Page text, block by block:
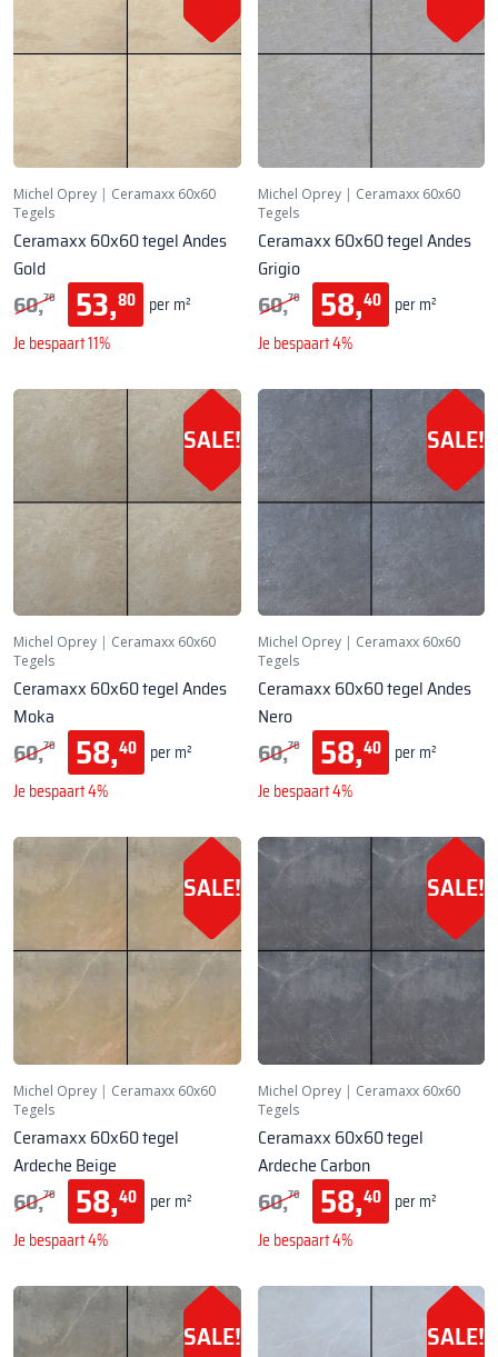
Michel Oprey | Ceramaxx 60x60
Tegels
Ceramaxx 60x60 tegel Andes
Gold
60,70 53,80 per m²
Je bespaart 11%
Michel Oprey| Ceramaxx 60x60
Tegels
Ceramaxx 60x60 tegel Andes
Grigio
60,70 58,40
per m²
Je bespaart 4%
SALE!
Michel Oprey | Ceramaxx 60x60
Tegels
Ceramaxx 60x60 tegel Andes
Moka
60,70 58,40 per m²
Je bespaart 4%
SALE!
Michel Oprey| Ceramaxx 60x60
Tegels
Ceramaxx 60x60 tegel Andes
Nero
60,70 58,40
per m²
Je bespaart 4%
SALE!
Michel Oprey | Ceramaxx 60x60
Tegels
Ceramaxx 60x60 tegel
Ardeche Beige
60,70 58,40 per m²
Je bespaart 4%
SALE!
Michel Oprey| Ceramaxx 60x60
Tegels
Ceramaxx 60x60 tegel
Ardeche Carbon
60,70 58,40
per m²
Je bespaart 4%
SALE! SALE!